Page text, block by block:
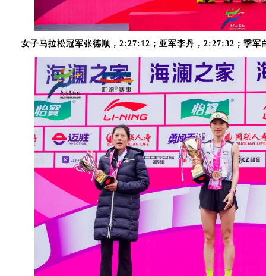
女子马拉松冠军张德顺，2:27:12；亚军李丹，2:27:32；季军